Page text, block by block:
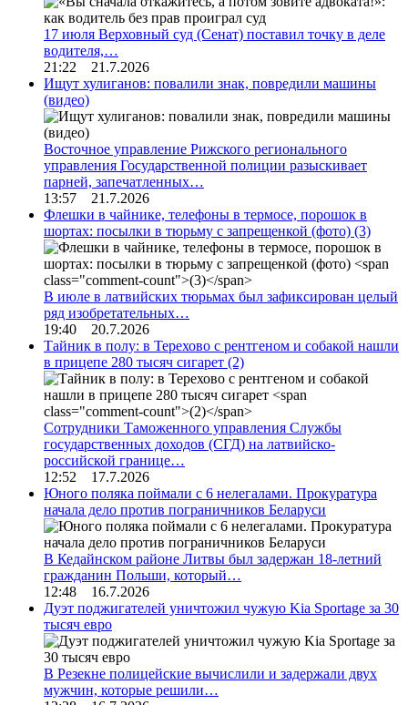
17 июля Верховный суд (Сенат) поставил точку в деле
водителя,…
21:22 21.7.2026
Ищут хулиганов: повалили знак, повредили машины
(видео)
Восточное управление Рижского регионального
управления Государственной полиции разыскивает
парней, запечатленных…
13:57 21.7.2026
Флешки в чайнике, телефоны в термосе, порошок в
шортах: посылки в тюрьму с запрещенкой (фото) (3)
В июле в латвийских тюрьмах был зафиксирован целый
ряд изобретательных…
19:40 20.7.2026
Тайник в полу: в Терехово с рентгеном и собакой нашли
в прицепе 280 тысяч сигарет (2)
Сотрудники Таможенного управления Службы
государственных доходов (СГД) на латвийско-
российской границе…
12:52 17.7.2026
Юного поляка поймали с 6 нелегалами. Прокуратура
начала дело против пограничников Беларуси
В Кедайнском районе Литвы был задержан 18-летний
гражданин Польши, который…
12:48 16.7.2026
Дуэт поджигателей уничтожил чужую Kia Sportage за 30
тысяч евро
В Резекне полицейские вычислили и задержали двух
мужчин, которые решили…